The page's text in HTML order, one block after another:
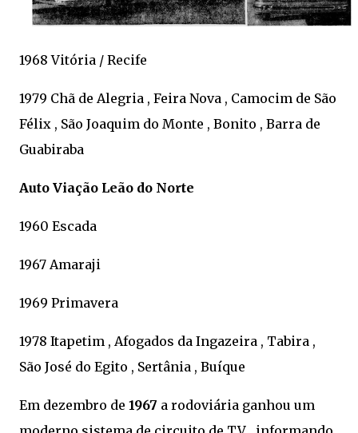
1968 Vitória / Recife
1979 Chã de Alegria , Feira Nova , Camocim de São
Félix , São Joaquim do Monte , Bonito , Barra de
Guabiraba
Auto Viação Leão do Norte
1960 Escada
1967 Amaraji
1969 Primavera
1978 Itapetim , Afogados da Ingazeira , Tabira ,
São José do Egito , Sertânia , Buíque
Em dezembro de 1967 a rodoviária ganhou um